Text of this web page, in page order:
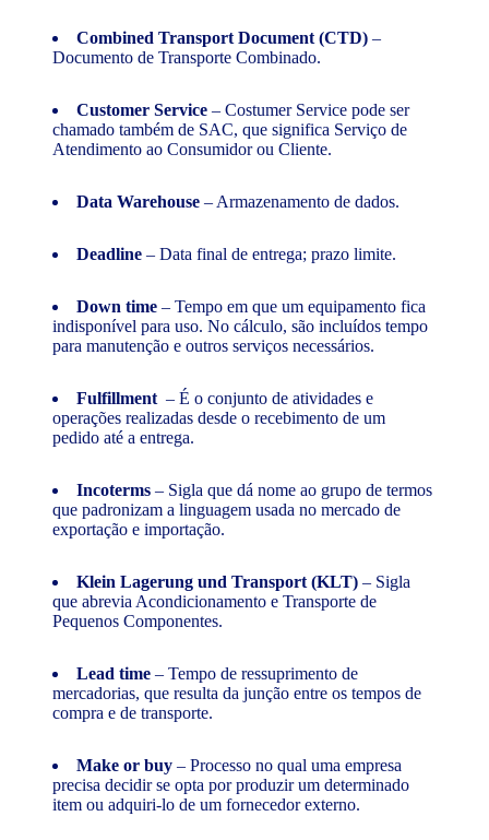
Combined Transport Document (CTD) –
Documento de Transporte Combinado.
Customer Service – Costumer Service pode ser
chamado também de SAC, que significa Serviço de
Atendimento ao Consumidor ou Cliente.
Data Warehouse – Armazenamento de dados.
Deadline – Data final de entrega; prazo limite.
Down time – Tempo em que um equipamento fica
indisponível para uso. No cálculo, são incluídos tempo
para manutenção e outros serviços necessários.
Fulfillment – É o conjunto de atividades e
operações realizadas desde o recebimento de um
pedido até a entrega.
Incoterms – Sigla que dá nome ao grupo de termos
que padronizam a linguagem usada no mercado de
exportação e importação.
Klein Lagerung und Transport (KLT) – Sigla
que abrevia Acondicionamento e Transporte de
Pequenos Componentes.
Lead time – Tempo de ressuprimento de
mercadorias, que resulta da junção entre os tempos de
compra e de transporte.
Make or buy – Processo no qual uma empresa
precisa decidir se opta por produzir um determinado
item ou adquiri-lo de um fornecedor externo.